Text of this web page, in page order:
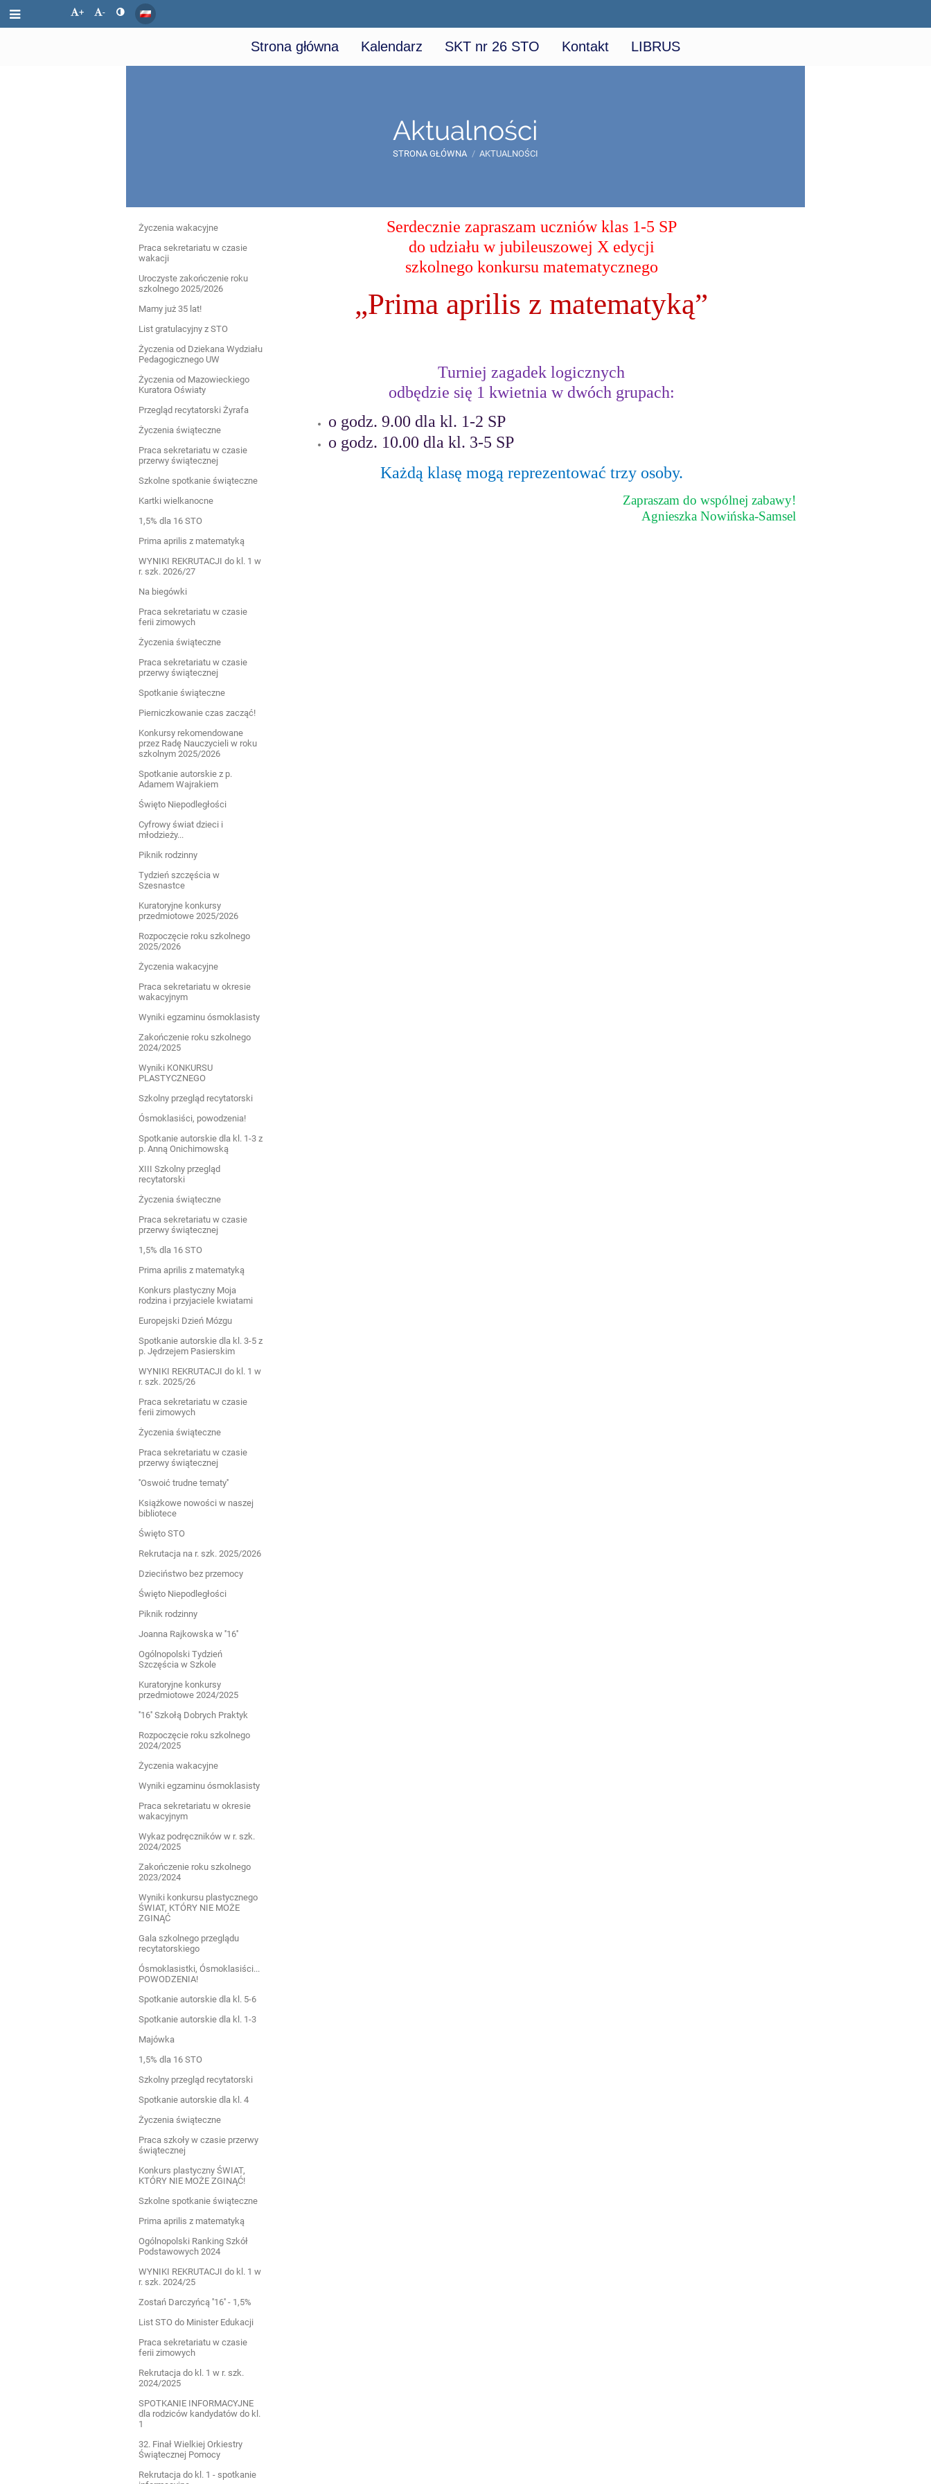
+ -
Strona główna Kalendarz SKT nr 26 STO Kontakt LIBRUS
Aktualności
STRONA GŁÓWNA / AKTUALNOŚCI
Aktualności
Życzenia wakacyjne
Praca sekretariatu w czasie
wakacji
Uroczyste zakończenie roku
szkolnego 2025/2026
Mamy już 35 lat!
List gratulacyjny z STO
Życzenia od Dziekana Wydziału
Pedagogicznego UW
Życzenia od Mazowieckiego
Kuratora Oświaty
Przegląd recytatorski Żyrafa
Życzenia świąteczne
Praca sekretariatu w czasie
przerwy świątecznej
Szkolne spotkanie świąteczne
Kartki wielkanocne
1,5% dla 16 STO
Prima aprilis z matematyką
WYNIKI REKRUTACJI do kl. 1 w
r. szk. 2026/27
Na biegówki
Praca sekretariatu w czasie
ferii zimowych
Życzenia świąteczne
Praca sekretariatu w czasie
przerwy świątecznej
Spotkanie świąteczne
Pierniczkowanie czas zacząć!
Konkursy rekomendowane
przez Radę Nauczycieli w roku
szkolnym 2025/2026
Spotkanie autorskie z p.
Adamem Wajrakiem
Święto Niepodległości
Cyfrowy świat dzieci i
młodzieży...
Piknik rodzinny
Tydzień szczęścia w
Szesnastce
Kuratoryjne konkursy
przedmiotowe 2025/2026
Rozpoczęcie roku szkolnego
2025/2026
Życzenia wakacyjne
Praca sekretariatu w okresie
wakacyjnym
Wyniki egzaminu ósmoklasisty
Zakończenie roku szkolnego
2024/2025
Wyniki KONKURSU
PLASTYCZNEGO
Szkolny przegląd recytatorski
Ósmoklasiści, powodzenia!
Spotkanie autorskie dla kl. 1-3 z
p. Anną Onichimowską
XIII Szkolny przegląd
recytatorski
Życzenia świąteczne
Praca sekretariatu w czasie
przerwy świątecznej
1,5% dla 16 STO
Prima aprilis z matematyką
Konkurs plastyczny Moja
rodzina i przyjaciele kwiatami
Europejski Dzień Mózgu
Spotkanie autorskie dla kl. 3-5 z
p. Jędrzejem Pasierskim
WYNIKI REKRUTACJI do kl. 1 w
r. szk. 2025/26
Praca sekretariatu w czasie
ferii zimowych
Życzenia świąteczne
Praca sekretariatu w czasie
przerwy świątecznej
''Oswoić trudne tematy''
Książkowe nowości w naszej
bibliotece
Święto STO
Rekrutacja na r. szk. 2025/2026
Dzieciństwo bez przemocy
Święto Niepodległości
Piknik rodzinny
Joanna Rajkowska w ''16''
Ogólnopolski Tydzień
Szczęścia w Szkole
Kuratoryjne konkursy
przedmiotowe 2024/2025
''16'' Szkołą Dobrych Praktyk
Rozpoczęcie roku szkolnego
2024/2025
Życzenia wakacyjne
Wyniki egzaminu ósmoklasisty
Praca sekretariatu w okresie
wakacyjnym
Wykaz podręczników w r. szk.
2024/2025
Zakończenie roku szkolnego
2023/2024
Wyniki konkursu plastycznego
ŚWIAT, KTÓRY NIE MOŻE
ZGINĄĆ
Gala szkolnego przeglądu
recytatorskiego
Ósmoklasistki, Ósmoklasiści...
POWODZENIA!
Spotkanie autorskie dla kl. 5-6
Spotkanie autorskie dla kl. 1-3
Majówka
1,5% dla 16 STO
Szkolny przegląd recytatorski
Spotkanie autorskie dla kl. 4
Życzenia świąteczne
Praca szkoły w czasie przerwy
świątecznej
Konkurs plastyczny ŚWIAT,
KTÓRY NIE MOŻE ZGINĄĆ!
Szkolne spotkanie świąteczne
Prima aprilis z matematyką
Ogólnopolski Ranking Szkół
Podstawowych 2024
WYNIKI REKRUTACJI do kl. 1 w
r. szk. 2024/25
Zostań Darczyńcą ''16'' - 1,5%
List STO do Minister Edukacji
Praca sekretariatu w czasie
ferii zimowych
Rekrutacja do kl. 1 w r. szk.
2024/2025
SPOTKANIE INFORMACYJNE
dla rodziców kandydatów do kl.
1
32. Finał Wielkiej Orkiestry
Świątecznej Pomocy
Rekrutacja do kl. 1 - spotkanie
Serdecznie zapraszam uczniów klas 1-5 SP
do udziału w jubileuszowej X edycji
szkolnego konkursu matematycznego
„Prima aprilis z matematyką”
Turniej zagadek logicznych
odbędzie się 1 kwietnia w dwóch grupach:
o godz. 9.00 dla kl. 1-2 SP
o godz. 10.00 dla kl. 3-5 SP
Każdą klasę mogą reprezentować trzy osoby.
Zapraszam do wspólnej zabawy!
Agnieszka Nowińska-Samsel